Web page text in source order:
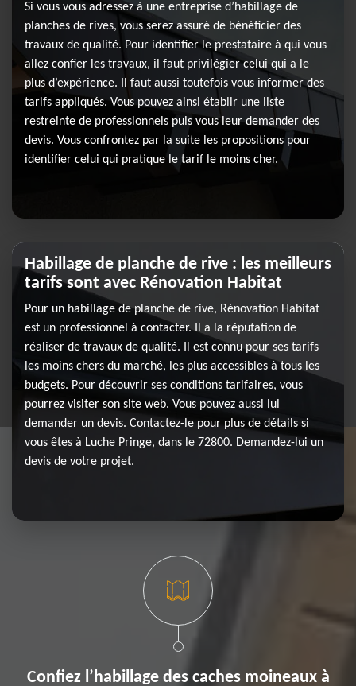
Si vous vous adressez à une entreprise d’habillage de
planches de rives, vous serez assuré de bénéficier des
travaux de qualité. Pour identifier le prestataire à qui vous
allez confier les travaux, il faut privilégier celui qui a le
plus d’expérience. Il faut aussi toutefois vous informer des
tarifs appliqués. Vous pouvez ainsi établir une liste
restreinte de professionnels puis vous leur demander des
devis. Vous confrontez par la suite les propositions pour
identifier celui qui pratique le tarif le moins cher.
Habillage de planche de rive : les meilleurs
tarifs sont avec Rénovation Habitat
Pour un habillage de planche de rive, Rénovation Habitat
est un professionnel à contacter. Il a la réputation de
réaliser de travaux de qualité. Il est connu pour ses tarifs
les moins chers du marché, les plus accessibles à tous les
budgets. Pour découvrir ses conditions tarifaires, vous
pourrez visiter son site web. Vous pouvez aussi lui
demander un devis. Contactez-le pour plus de détails si
vous êtes à Luche Pringe, dans le 72800. Demandez-lui un
devis de votre projet.
Confiez l’habillage des caches moineaux à